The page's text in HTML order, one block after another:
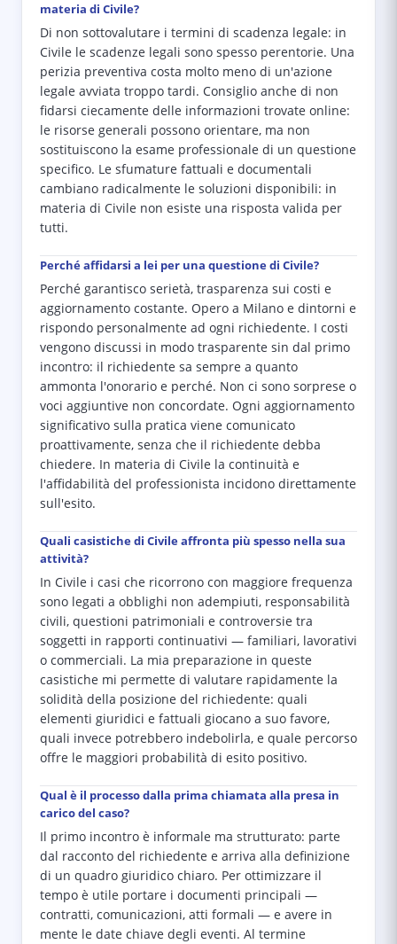
materia di Civile?
Di non sottovalutare i termini di scadenza legale: in
Civile le scadenze legali sono spesso perentorie. Una
perizia preventiva costa molto meno di un'azione
legale avviata troppo tardi. Consiglio anche di non
fidarsi ciecamente delle informazioni trovate online:
le risorse generali possono orientare, ma non
sostituiscono la esame professionale di un questione
specifico. Le sfumature fattuali e documentali
cambiano radicalmente le soluzioni disponibili: in
materia di Civile non esiste una risposta valida per
tutti.
Perché affidarsi a lei per una questione di Civile?
Perché garantisco serietà, trasparenza sui costi e
aggiornamento costante. Opero a Milano e dintorni e
rispondo personalmente ad ogni richiedente. I costi
vengono discussi in modo trasparente sin dal primo
incontro: il richiedente sa sempre a quanto
ammonta l'onorario e perché. Non ci sono sorprese o
voci aggiuntive non concordate. Ogni aggiornamento
significativo sulla pratica viene comunicato
proattivamente, senza che il richiedente debba
chiedere. In materia di Civile la continuità e
l'affidabilità del professionista incidono direttamente
sull'esito.
Quali casistiche di Civile affronta più spesso nella sua
attività?
In Civile i casi che ricorrono con maggiore frequenza
sono legati a obblighi non adempiuti, responsabilità
civili, questioni patrimoniali e controversie tra
soggetti in rapporti continuativi — familiari, lavorativi
o commerciali. La mia preparazione in queste
casistiche mi permette di valutare rapidamente la
solidità della posizione del richiedente: quali
elementi giuridici e fattuali giocano a suo favore,
quali invece potrebbero indebolirla, e quale percorso
offre le maggiori probabilità di esito positivo.
Qual è il processo dalla prima chiamata alla presa in
carico del caso?
Il primo incontro è informale ma strutturato: parte
dal racconto del richiedente e arriva alla definizione
di un quadro giuridico chiaro. Per ottimizzare il
tempo è utile portare i documenti principali —
contratti, comunicazioni, atti formali — e avere in
mente le date chiave degli eventi. Al termine